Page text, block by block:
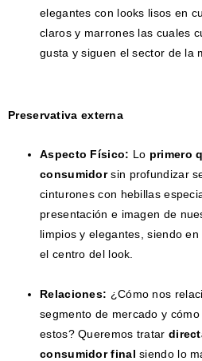
elegantes con looks lisos en
claros y marrones las cuales
gusta y siguen el sector de la
Preservativa externa
Aspecto Físico: Lo primero
consumidorsin profundizar
cinturones con hebillas
presentación e imagen de
limpios y elegantes, siendo
el centro del look.
Relaciones: ¿Cómo nos
segmento de mercado y
estos? Queremos tratar
consumidor final siendo lo